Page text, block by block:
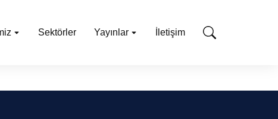
Sektörler Yayınlar İletişim